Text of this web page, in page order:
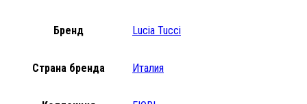
Бренд Lucia Tucci
Страна бренда Италия